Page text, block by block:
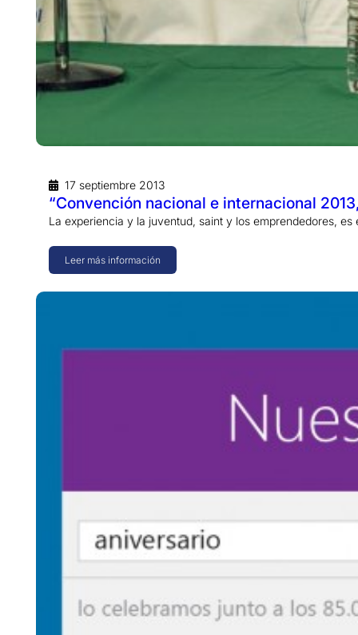
17 septiembre 2013
“Convención nacional e internacional
La experiencia y la juventud, saint y los emprendedores,
Leer más información